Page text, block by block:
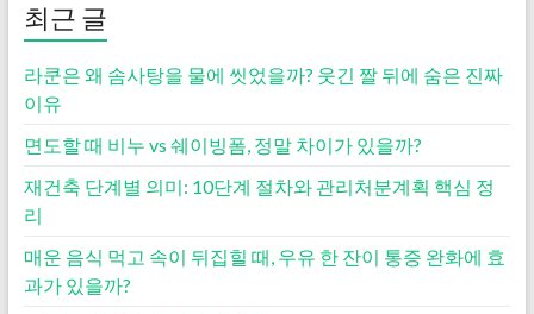
최근 글
라쿤은 왜 솜사탕을 물에 씻었을까? 웃긴 짤 뒤에 숨은 진짜
이유
면도할 때 비누 vs 쉐이빙폼, 정말 차이가 있을까?
재건축 단계별 의미: 10단계 절차와 관리처분계획 핵심 정
리
매운 음식 먹고 속이 뒤집힐 때, 우유 한 잔이 통증 완화에 효
과가 있을까?